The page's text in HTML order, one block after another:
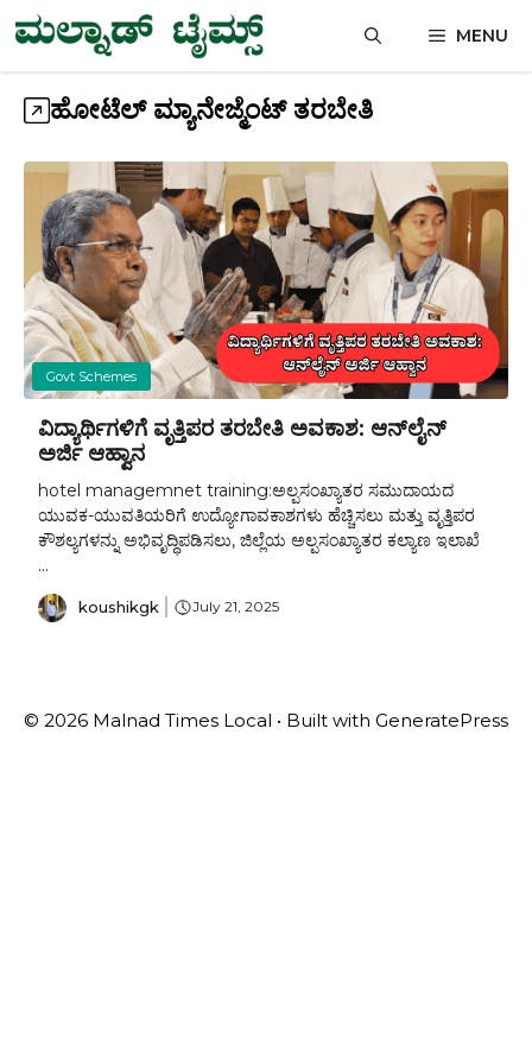
Skip
to
content
MENU
ಹೋಟೆಲ್ ಮ್ಯಾನೇಜ್ಮೆಂಟ್ ತರಬೇತಿ
Govt Schemes
ವಿದ್ಯಾರ್ಥಿಗಳಿಗೆ ವೃತ್ತಿಪರ ತರಬೇತಿ ಅವಕಾಶ: ಆನ್‌ಲೈನ್
ಅರ್ಜಿ ಆಹ್ವಾನ
hotel managemnet training:ಅಲ್ಪಸಂಖ್ಯಾತರ ಸಮುದಾಯದ
ಯುವಕ-ಯುವತಿಯರಿಗೆ ಉದ್ಯೋಗಾವಕಾಶಗಳು ಹೆಚ್ಚಿಸಲು ಮತ್ತು ವೃತ್ತಿಪರ
ಕೌಶಲ್ಯಗಳನ್ನು ಅಭಿವೃದ್ಧಿಪಡಿಸಲು, ಜಿಲ್ಲೆಯ ಅಲ್ಪಸಂಖ್ಯಾತರ ಕಲ್ಯಾಣ ಇಲಾಖೆ
...
koushikgk July 21, 2025
© 2026 Malnad Times Local • Built with GeneratePress